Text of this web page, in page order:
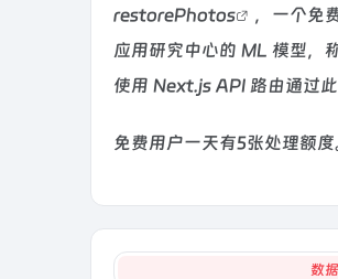
restorePhotos
，一个免
应用研究中心的 ML 模型，
使用 Next.js API 路由通过
免费用户一天有5张处理额度
数